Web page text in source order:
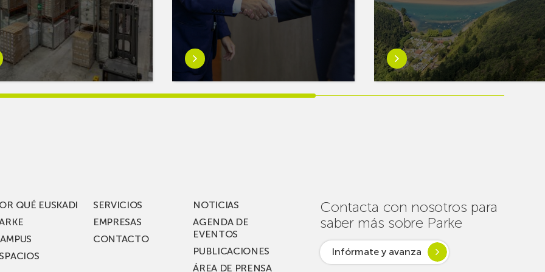
Saber
más
sobreMikel
Jauregi
de su
Saber
más
sobreEuskaltel
realiza
garantizar
la
conectividad
en
QUÉ EUSKADI
SERVICIOS
EMPRESAS
CONTACTO
NOTICIAS
AGENDA DE
EVENTOS
PUBLICACIONES
ÁREA DE PRENSA
Contacta con nosotros para
saber más sobre Parke
Infórmate y avanza